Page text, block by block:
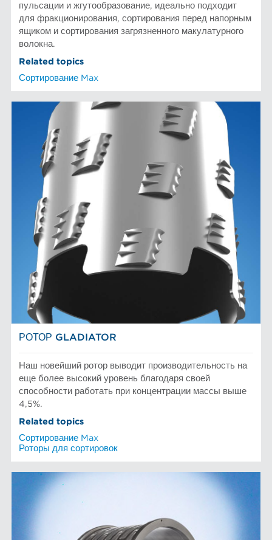
пульсации и жгутообразование, идеально подходит
для фракционирования, сортирования перед напорным
ящиком и сортирования загрязненного макулатурного
волокна.
Related topics
Сортирование Max
РОТОР GLADIATOR
Наш новейший ротор выводит производительность на
еще более высокий уровень благодаря своей
способности работать при концентрации массы выше
4,5%.
Related topics
Сортирование Max
Роторы для сортировок